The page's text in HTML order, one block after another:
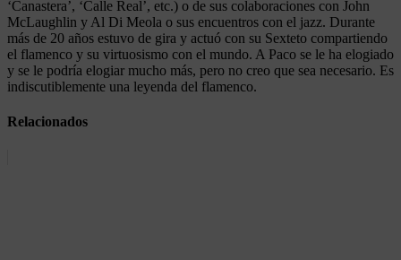
‘Canastera’, ‘Calle Real’, etc.) o de sus colaboraciones con John
McLaughlin y Al Di Meola o sus encuentros con el jazz. Durante
más de 20 años estuvo de gira y actuó con su Sexteto compartiendo
el flamenco y su virtuosismo con el mundo. A Paco se le ha elogiado
y se le podría elogiar mucho más, pero no creo que sea necesario. Es
indiscutiblemente una leyenda del flamenco.
Relacionados